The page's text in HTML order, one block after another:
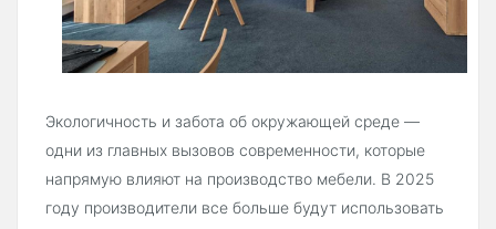
Экологичность и забота об окружающей среде —
одни из главных вызовов современности, которые
напрямую влияют на производство мебели. В 2025
году производители все больше будут использовать